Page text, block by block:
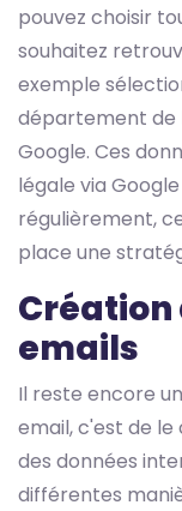
pouvez choisir
souhaitez
exemple
département de
Google. Ces
légale via
régulièrement,
place une
Création
emails
Il reste encore
email, c'est de
des données
différentes